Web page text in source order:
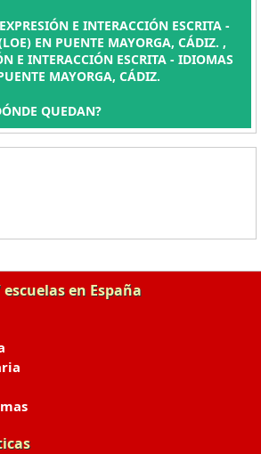
E INTERACCIÓN ESCRITA -
EN PUENTE MAYORGA, CÁDIZ. ,
E INTERACCIÓN ESCRITA - IDIOMAS
MAYORGA, CÁDIZ.
QUEDAN?
en España